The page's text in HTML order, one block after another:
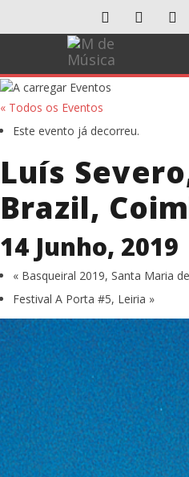
« Todos os Eventos
Este evento já decorreu.
Luís
Brazil,
14 Junho, 2019
« Basqueiral 2019, Santa Maria
Festival A Porta #5, Leiria »